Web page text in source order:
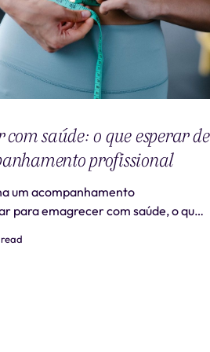
saúde: o que esperar de
profissional
um acompanhamento
para emagrecer com saúde, o que